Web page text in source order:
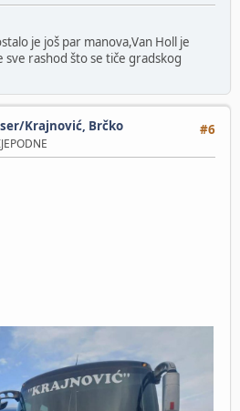
je još par manova,Van Holl je
rashod što se tiče gradskog
#6
Krajnović, Brčko